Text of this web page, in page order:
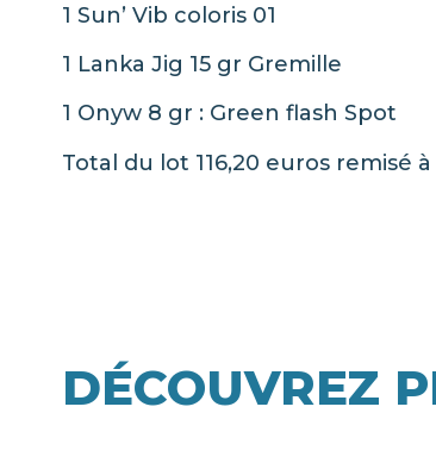
1 Sun’ Vib coloris 01
1 Lanka Jig 15 gr Gremille
1 Onyw 8 gr : Green flash Spot
Total du lot 116,20 euros remisé
DÉCOUVREZ